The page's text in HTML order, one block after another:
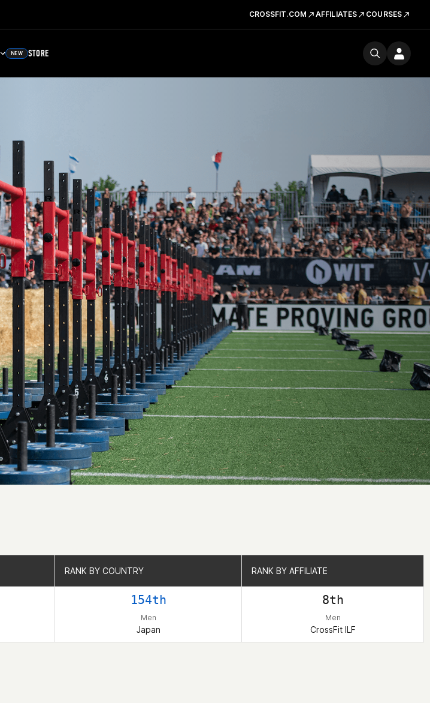
CROSSFIT.COM AFFILIATES COURSES
NEW STORE
RANK BY COUNTRY RANK BY AFFILIATE
154th
Men
Japan
8th
Men
CrossFit ILF
RANK BY COUNTRY RANK BY AFFILIATE